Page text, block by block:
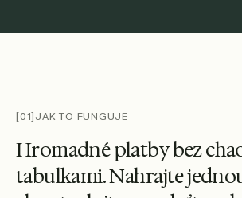
[01]JAK TO FUNGUJE
Hromadnéplatbybezcha
tabulkami.Nahrajtejedno